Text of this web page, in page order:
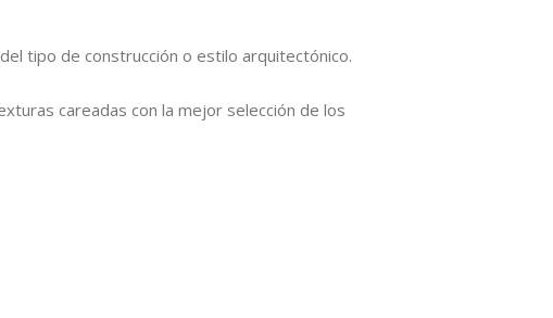
tipo de construcción o estilo arquitectónico.
careadas con la mejor selección de los